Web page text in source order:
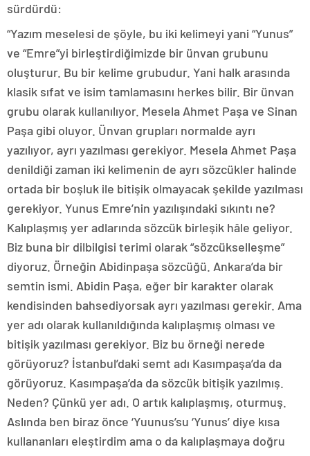
sürdürdü:
“Yazım meselesi de şöyle, bu iki kelimeyi yani “Yunus”
ve “Emre”yi birleştirdiğimizde bir ünvan grubunu
oluşturur. Bu bir kelime grubudur. Yani halk arasında
klasik sıfat ve isim tamlamasını herkes bilir. Bir ünvan
grubu olarak kullanılıyor. Mesela Ahmet Paşa ve Sinan
Paşa gibi oluyor. Ünvan grupları normalde ayrı
yazılıyor, ayrı yazılması gerekiyor. Mesela Ahmet Paşa
denildiği zaman iki kelimenin de ayrı sözcükler halinde
ortada bir boşluk ile bitişik olmayacak şekilde yazılması
gerekiyor. Yunus Emre’nin yazılışındaki sıkıntı ne?
Kalıplaşmış yer adlarında sözcük birleşik hâle geliyor.
Biz buna bir dilbilgisi terimi olarak “sözcükselleşme”
diyoruz. Örneğin Abidinpaşa sözcüğü. Ankara’da bir
semtin ismi. Abidin Paşa, eğer bir karakter olarak
kendisinden bahsediyorsak ayrı yazılması gerekir. Ama
yer adı olarak kullanıldığında kalıplaşmış olması ve
bitişik yazılması gerekiyor. Biz bu örneği nerede
görüyoruz? İstanbul’daki semt adı Kasımpaşa’da da
görüyoruz. Kasımpaşa’da da sözcük bitişik yazılmış.
Neden? Çünkü yer adı. O artık kalıplaşmış, oturmuş.
Aslında ben biraz önce ‘Yuunus’su ‘Yunus’ diye kısa
kullananları eleştirdim ama o da kalıplaşmaya doğru